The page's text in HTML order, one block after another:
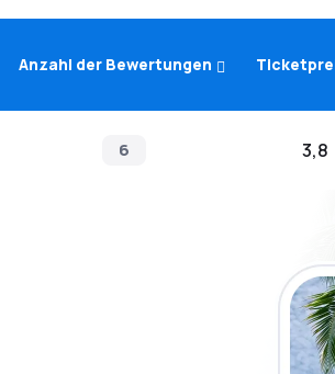
Anzahl der Bewertungen
6 3,8